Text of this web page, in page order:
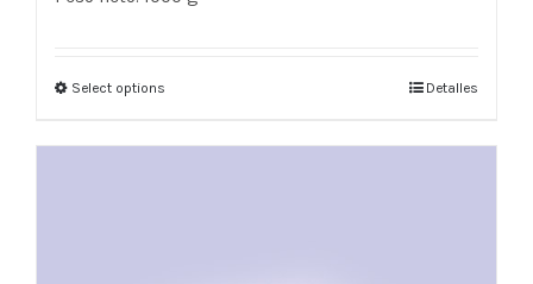
Select options Detalles